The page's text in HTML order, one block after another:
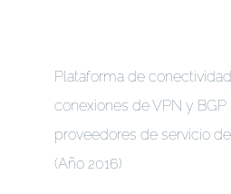
Plataforma de
conexiones de VPN y BGP
proveedores de servicio
(Año 2016)